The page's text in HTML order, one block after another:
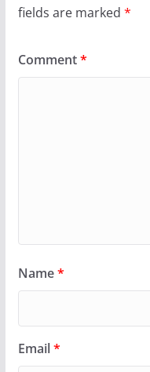
fields are marked *
Comment*
Name*
Email*